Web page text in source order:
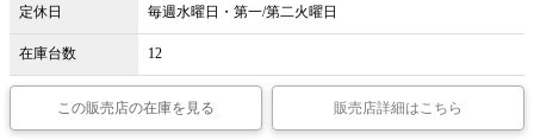
定休日 毎週水曜日・第一/第二火曜日
在庫台数 12
この販売店の在庫を見る 販売店詳細はこちら